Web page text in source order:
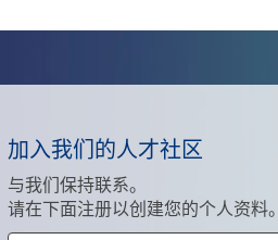
加入我们的人才社区
与我们保持联系。
请在下面注册以创建您的个人资料。